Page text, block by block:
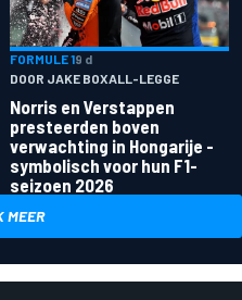
FORMULE 19 d
DOOR JAKE BOXALL-LEGGE
Norris en Verstappen
presteerden boven
verwachting in Hongarije -
symbolisch voor hun F1-
seizoen 2026
MEER